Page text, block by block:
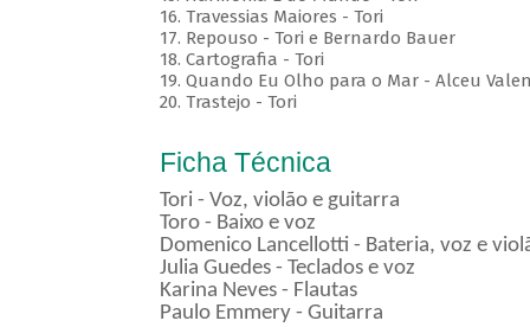
16. Travessias Maiores - Tori
17. Repouso - Tori e Bernardo Bauer
⁠18. Cartografia - Tori
19. Quando Eu Olho para o Mar - Alceu
20. Trastejo - Tori
Ficha Técnica
Tori - Voz, violão e guitarra
Toro - Baixo e voz
Domenico Lancellotti - Bateria, voz e
Julia Guedes - Teclados e voz
Karina Neves - Flautas
Paulo Emmery - Guitarra